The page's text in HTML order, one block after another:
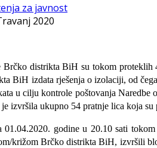
za javnost
2020
distrikta BiH su tokom proteklih
BiH izdata rješenja o izolaciji, od
u cilju kontrole poštovanja Naredbe
izvršila ukupno 54 pratnje lica koja
01.04.2020. godine u 20.10 sati
križom Brčko distrikta BiH, izvršili